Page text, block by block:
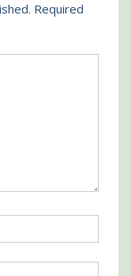
Required